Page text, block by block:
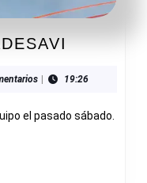
105-
ADESAVI
19:26
el pasado sábado.